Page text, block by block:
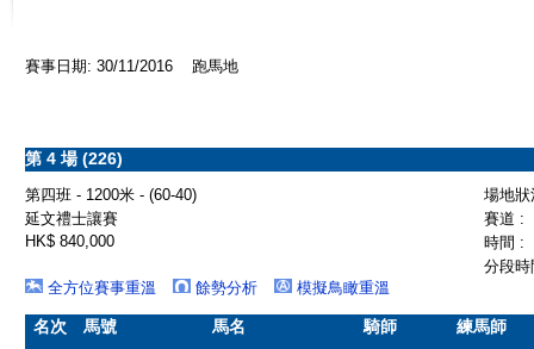
賽事日期: 30/11/2016 跑馬地
第 4 場 (226)
第四班 - 1200米 - (60-40)
場地
延文禮士讓賽
賽道 :
HK$ 840,000
時間 :
分段
全方位賽事重溫
餘勢分析 模擬鳥瞰重溫
名次 馬號 馬名 騎師 練馬師